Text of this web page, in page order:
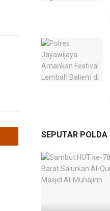
SEPUTAR POLDA